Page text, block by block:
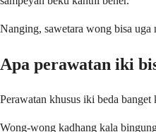
Nanging, sawetara wong bisa uga
Apa perawatan iki
Perawatan khusus iki beda
Wong-wong kadhang kala